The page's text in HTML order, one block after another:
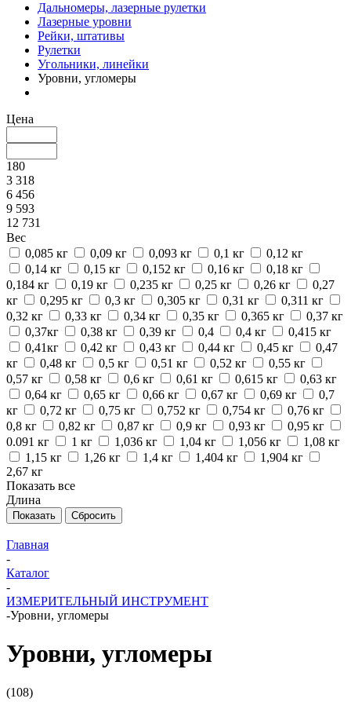
Дальномеры, лазерные рулетки
Лазерные уровни
Рейки, штативы
Рулетки
Угольники, линейки
Уровни, угломеры
Цена
180
3 318
6 456
9 593
12 731
Вес
0,085 кг
0,09 кг 0,093 кг 0,1 кг
0,12 кг
0,14 кг
0,15 кг 0,152 кг 0,16 кг
0,18 кг
0,184 кг
0,19 кг 0,235 кг 0,25 кг 0,26 кг
0,27
кг
0,295 кг 0,3 кг 0,305 кг 0,31 кг
0,311 кг
0,32 кг
0,33 кг 0,34 кг 0,35 кг 0,365 кг
0,37 кг
0,37кг
0,38 кг 0,39 кг 0,4 0,4 кг
0,415 кг
0,41кг
0,42 кг 0,43 кг 0,44 кг 0,45 кг
0,47
кг
0,48 кг 0,5 кг 0,51 кг 0,52 кг
0,55 кг
0,57 кг
0,58 кг 0,6 кг 0,61 кг 0,615 кг
0,63 кг
0,64 кг
0,65 кг 0,66 кг 0,67 кг 0,69 кг
0,7
кг
0,72 кг 0,75 кг 0,752 кг 0,754 кг
0,76 кг
0,8 кг
0,82 кг 0,87 кг 0,9 кг 0,93 кг
0,95 кг
0.091 кг
1 кг 1,036 кг 1,04 кг 1,056 кг
1,08 кг
1,15 кг
1,26 кг 1,4 кг 1,404 кг
1,904 кг
2,67 кг
Показать все
Длина
Сбросить
Главная
-
Каталог
-
ИЗМЕРИТЕЛЬНЫЙ ИНСТРУМЕНТ
-Уровни, угломеры
Уровни, угломеры
(108)